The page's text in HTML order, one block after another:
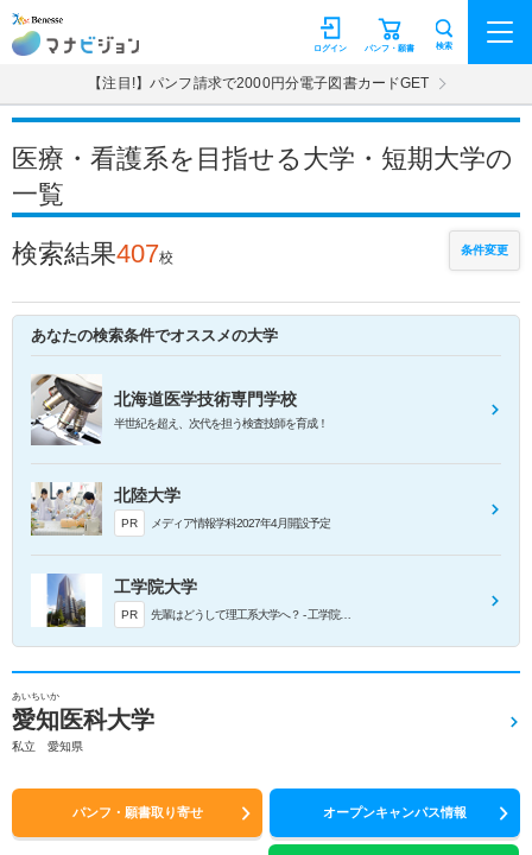
マナビジョン パンフ・願書
ログイン 検索
【注目!】パンフ請求で2000円分電子図書カードGET
医療・看護系を目指せる大学・短期大学の
一覧
検索結果407校 条件変更
あなたの検索条件でオススメの大学
北海道医学技術専門学校
半世紀を超え、次代を担う検査技師を育成！
北陸大学
PR メディア情報学科2027年4月開設予定
工学院大学
PR 先輩はどうして理工系大学へ？ - 工学院大学
あいちいか
愛知医科大学
私立 愛知県
パンフ・願書取り寄せ オープンキャンパス情報